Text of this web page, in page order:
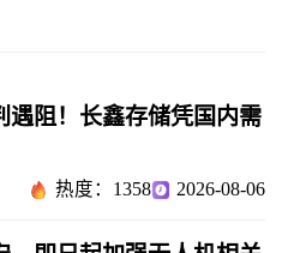
遇阻！长鑫存储凭国内需
热度：1358 2026-08-06